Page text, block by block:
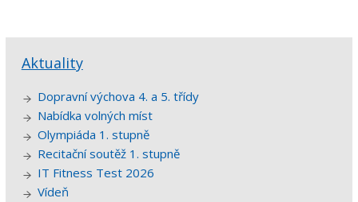
Aktuality
Dopravní výchova 4. a 5. třídy
Nabídka volných míst
Olympiáda 1. stupně
Recitační soutěž 1. stupně
IT Fitness Test 2026
Vídeň